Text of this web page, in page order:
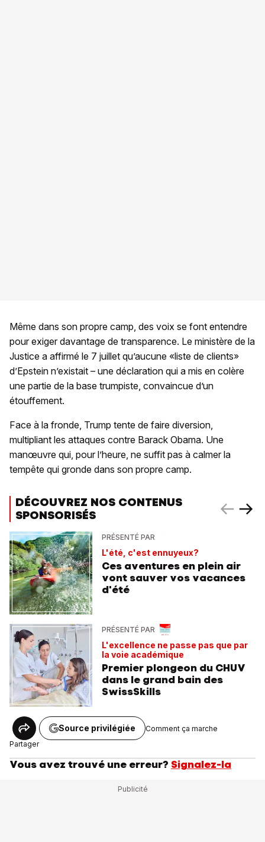
Même dans son propre camp, des voix se font entendre
pour exiger davantage de transparence. Le ministère de la
Justice a affirmé le 7 juillet qu’aucune «liste de clients»
d’Epstein n’existait – une déclaration qui a mis en colère
une partie de la base trumpiste, convaincue d’un
étouffement.
Face à la fronde, Trump tente de faire diversion,
multipliant les attaques contre Barack Obama. Une
manœuvre qui, pour l’heure, ne suffit pas à calmer la
tempête qui gronde dans son propre camp.
DÉCOUVREZ NOS CONTENUS
SPONSORISÉS
PRÉSENTÉ PAR
L'été, c'est ennuyeux?
Ces aventures en plein air
vont sauver vos vacances
d'été
PRÉSENTÉ PAR
L'excellence ne passe pas que par
la voie académique
Premier plongeon du CHUV
dans le grand bain des
SwissSkills
Partager
Source privilégiée Comment ça marche
Vous avez trouvé une erreur? Signalez-la